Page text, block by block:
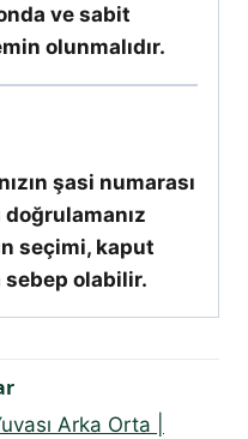
ve sabit
olunmalıdır.
şasi numarası
seçimi, kaput
sebep olabilir.
Arka Orta |